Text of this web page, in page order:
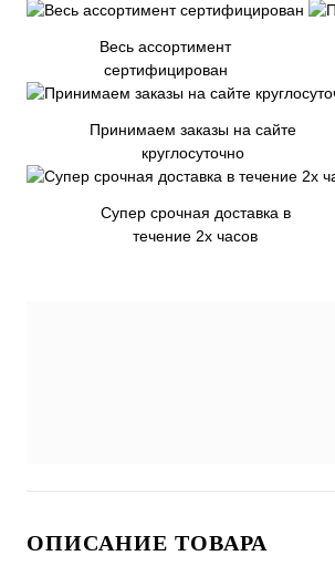
Весь ассортимент
сертифицирован
Принимаем заказы на сайте
круглосуточно
Супер срочная доставка в
течение 2х часов
ОПИСАНИЕ ТОВАРА